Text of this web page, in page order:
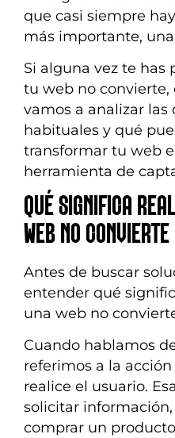
que casi siempre
más importante,
Si alguna vez te has
tu web no convierte,
vamos a analizar las
habituales y qué
transformar tu web
herramienta de
QUÉ SIGNIFICA
WEB NO CONVIERTE
Antes de buscar
entender qué
una web no
Cuando hablamos
referimos a la
realice el usuario.
solicitar
comprar un